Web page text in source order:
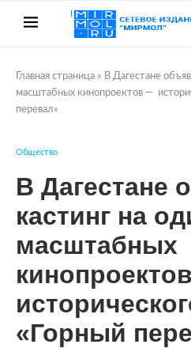
Главная страница » В Дагестане
масштабных кинопроектов —
перевал»
Общество
В Дагестане
кастинг на
масштабных
«Горный